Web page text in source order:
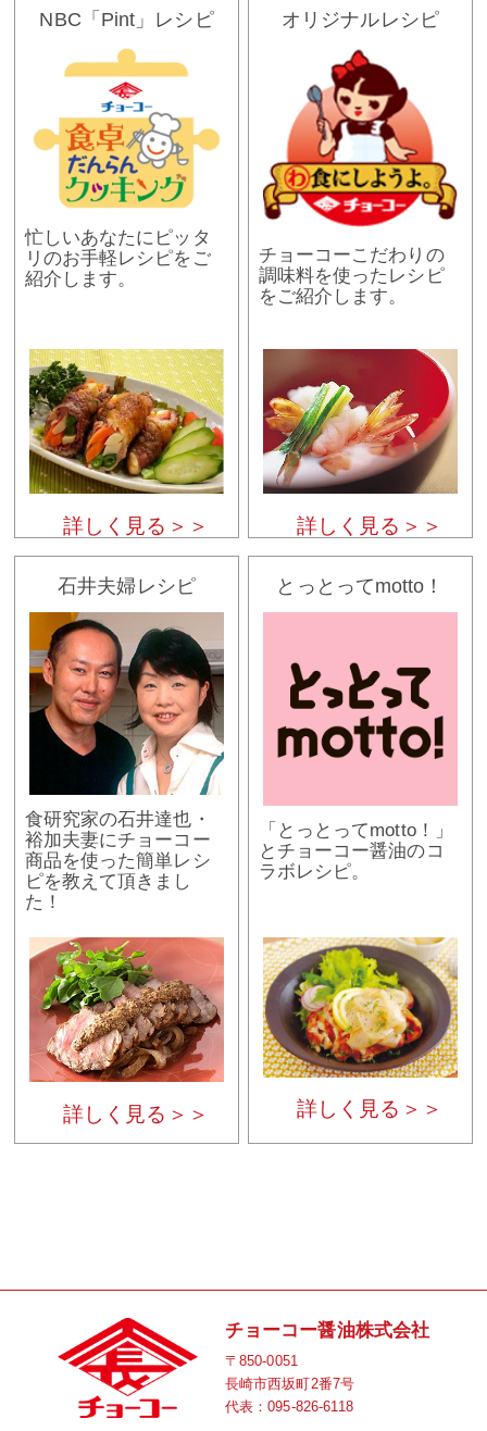
NBC「Pint」レシピ
忙しいあなたにピッタ
リのお手軽レシピをご
紹介します。
詳しく見る＞＞
オリジナルレシピ
チョーコーこだわりの
調味料を使ったレシピ
をご紹介します。
詳しく見る＞＞
石井夫婦レシピ
食研究家の石井達也・
裕加夫妻にチョーコー
商品を使った簡単レシ
ピを教えて頂きまし
た！
詳しく見る＞＞
とっとってmotto！
「とっとってmotto！」
とチョーコー醤油のコ
ラボレシピ。
詳しく見る＞＞
チョーコー醤油株式会社
〒850-0051
長崎市西坂町2番7号
代表：095-826-6118